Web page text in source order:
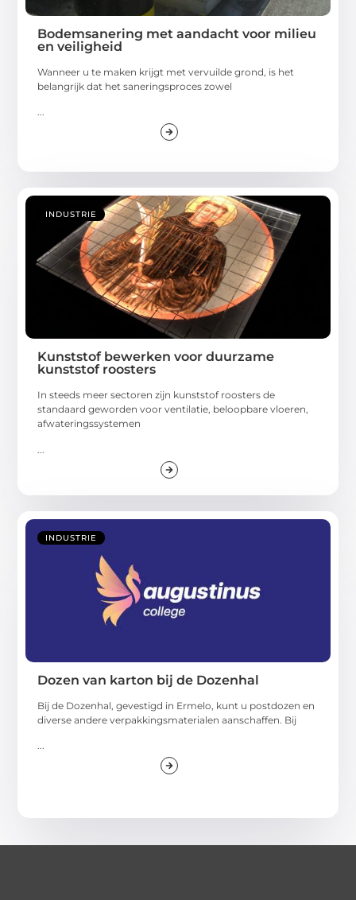
Bodemsanering met aandacht voor milieu
en veiligheid
Wanneer u te maken krijgt met vervuilde grond, is het
belangrijk dat het saneringsproces zowel
...
INDUSTRIE
Kunststof bewerken voor duurzame
kunststof roosters
In steeds meer sectoren zijn kunststof roosters de
standaard geworden voor ventilatie, beloopbare vloeren,
afwateringssystemen
INDUSTRIE
Dozen van karton bij de Dozenhal
Bij de Dozenhal, gevestigd in Ermelo, kunt u postdozen en
diverse andere verpakkingsmaterialen aanschaffen. Bij
...